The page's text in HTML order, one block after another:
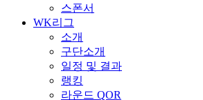
스폰서
WK리그
소개
구단소개
일정 및 결과
랭킹
라운드 QOR